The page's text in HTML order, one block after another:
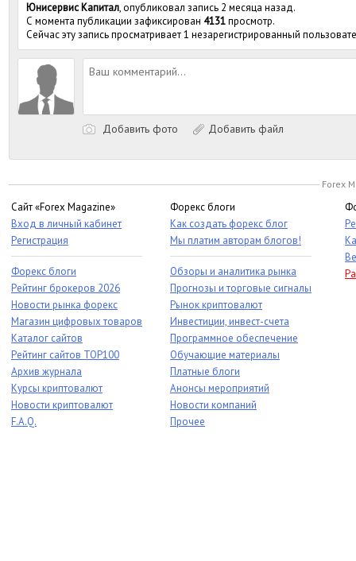
Юнисервис Капитал, опубликовал запись 2 месяца назад.
С момента публикации зафиксирован 4131просмотр.
Сейчас эту запись просматривает 1 незарегистрированный
Добавить фото Добавить файл
Forex
Сайт «Forex Magazine»
Вход в личный кабинет
Регистрация
Форекс блоги
Рейтинг брокеров 2026
Новости рынка форекс
Магазин цифровых товаров
Каталог сайтов
Рейтинг сайтов TOP100
Архив журнала
Курсы криптовалют
Новости криптовалют
F.A.Q.
Форекс блоги
Как создать форекс блог
Мы платим авторам блогов!
Обзоры и аналитика рынка
Прогнозы и торговые сигналы
Рынок криптовалют
Инвестиции, инвест-счета
Программное обеспечение
Обучающие материалы
Платные блоги
Анонсы мероприятий
Новости компаний
Прочее